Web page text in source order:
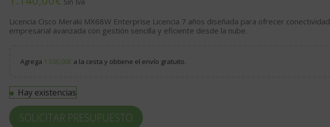
Licencia Cisco Meraki MX68W Enterprise Licencia 7 años diseñada para ofrecer conectividad
empresarial avanzada con gestión sencilla y eficiente desde la nube.
Agrega 1.500,00€ a la cesta y obtiene el envío gratuito.
Hay existencias
SOLICITAR PRESUPUESTO